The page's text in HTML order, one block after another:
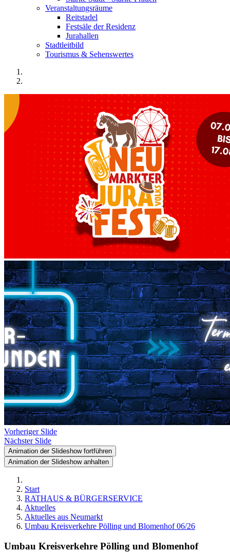
Veranstaltungsräume
Reitstadel
Festsäle der Residenz
Jurahallen
Stadtleitbild
Tourismus & Sehenswertes
Vorheriger Slide
Nächster Slide
Animation der Slideshow fortführen
Animation der Slideshow anhalten
Start
RATHAUS & BÜRGERSERVICE
Aktuelles
Aktuelles aus Neumarkt
Umbau Kreisverkehre Pölling und Blomenhof 06/26
Umbau Kreisverkehre Pölling und Blomenhof